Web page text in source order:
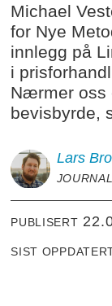
Michael
for Nye
innlegg på
i
Nærmer oss
bevisbyrde,
Lars
PUBLISERT
SIST